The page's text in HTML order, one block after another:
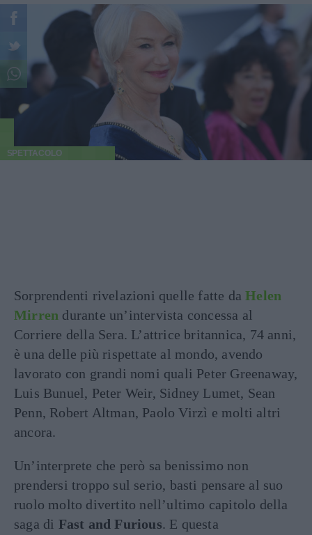
SPETTACOLO
Sorprendenti rivelazioni quelle fatte daHelen
Mirren durante un’intervista concessa al
Corriere della Sera. L’attrice britannica, 74 anni,
è una delle più rispettate al mondo, avendo
lavorato con grandi nomi quali Peter Greenaway,
Luis Bunuel, Peter Weir, Sidney Lumet, Sean
Penn, Robert Altman, Paolo Virzì e molti altri
ancora.
Un’interprete che però sa benissimo non
prendersi troppo sul serio, basti pensare al suo
ruolo molto divertito nell’ultimo capitolo della
saga di Fast and Furious. E questa